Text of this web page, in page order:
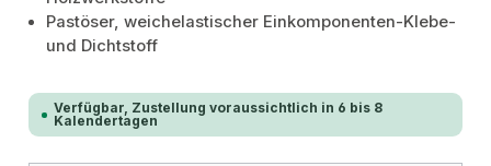
Pastöser, weichelastischer Einkomponenten-Klebe-
und Dichtstoff
Verfügbar, Zustellung voraussichtlich in 6 bis 8
Kalendertagen